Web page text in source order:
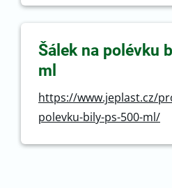
Šálek na polévku
ml
https://www.jeplast.cz/
polevku-bily-ps-500-ml/